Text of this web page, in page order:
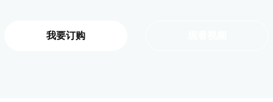
我要订购